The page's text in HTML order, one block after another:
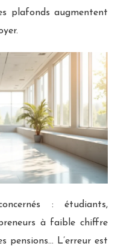
plafonds augmentent
: étudiants,
à faible chiffre
pensions… L’erreur est